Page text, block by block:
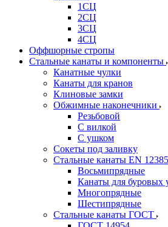
1СЦ
2СЦ
3СЦ
4СЦ
Оффшорные стропы
Стальные канаты и компоненты
Канатные чулки
Канаты для кранов
Клиновые замки
Обжимные наконечники
Резьбовой
С вилкой
С ушком
Сокеты под заливку
Стальные канаты EN 12385
Восьмипрядные
Канаты для буровых
Многопрядные
Шестипрядные
Стальные канаты ГОСТ